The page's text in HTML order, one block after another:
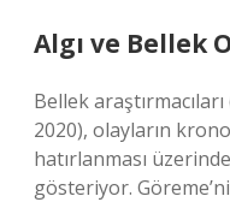
Algı ve Bellek
Bellek
2020), olayların
hatırlanması
gösteriyor.